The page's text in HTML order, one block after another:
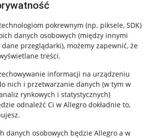
pokrewnym (np. piksele, SDK)
danych osobowych (między innymi
przeglądarki), możemy zapewnić, że
treści.
informacji na urządzeniu
nich i przetwarzanie danych (w tym w
rynkowych i statystycznych)
odnaleźć Ci w Allegro dokładnie to,
danych osobowych będzie Allegro a w